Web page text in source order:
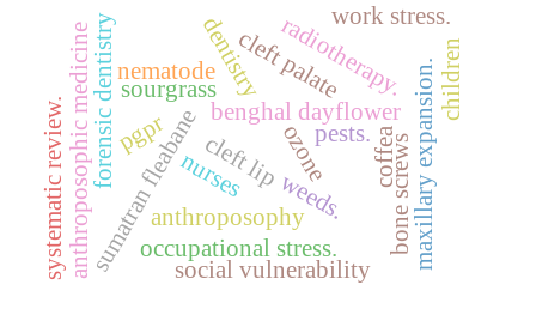
benghal dayflower
sourgrass
sumatran fleabane weeds.
anthroposophy
anthroposophic medicine dentistry
forensic dentistry
systematic review. bone screws
cleft lip
cleft palate maxillary expansion.
ozone
radiotherapy.
coffea
nematode
pests.
nurses
occupational stress.
social vulnerability
children
work stress.
pgpr